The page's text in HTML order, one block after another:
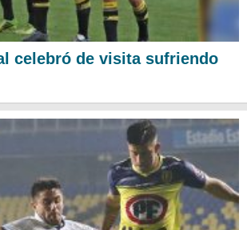
celebró de visita sufriendo